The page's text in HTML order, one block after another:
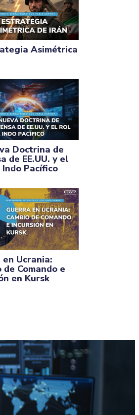
Asimétrica
Doctrina de
de EE.UU. y el
Pacífico
Ucrania:
de Comando e
en Kursk